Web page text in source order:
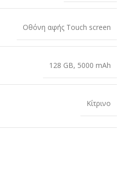
Οθόνη αφής Touch screen
128 GB, 5000 mAh
Κίτρινο